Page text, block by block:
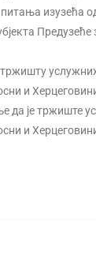
изузећа
и
да је тржиште
и